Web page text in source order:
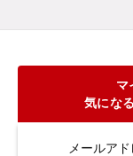
マ
気にな
メールアド